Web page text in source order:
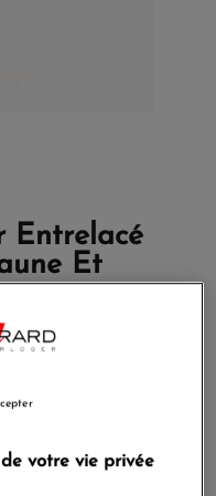
Entrelacé
Et
Cœur Entrelacé
courbes singulières et
votre vie privée